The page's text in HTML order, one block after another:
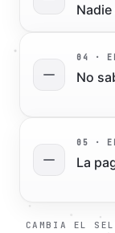
0 4 ·
No
0 5 ·
La
CAMBIA EL